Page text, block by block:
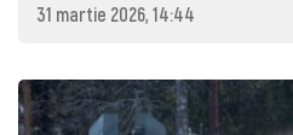
31 martie 2026, 14:44